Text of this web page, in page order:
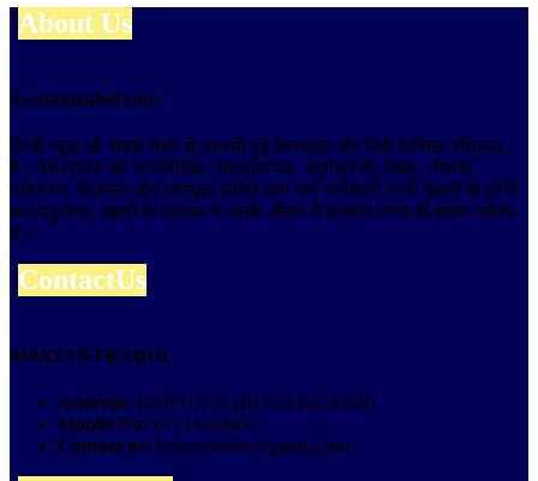
About Us
Swatantrabol.com
हिन्दी न्यूज़ की सबसे तेजी से उभरती हुई वेबसाइट और हिंदी मासिक पत्रिका
है। देश-प्रदेश की राजनीतिक, समसामयिक, ब्यूरोक्रेसी, शिक्षा, नौकरी,
मनोरंजन, बिजनेस और खेलकूद सहित आम जन सरोकारों वाली खबरों के लोगो
तक पहुंचाना, खबरों के माध्यम से उनके जीवन में बदलाव लाना ही हमारा उद्देश्य
है।
ContactUs
SWATANTRABOL
Address: RAIPUR (CHHATTISGARH)
Mobile No: 07714334457
Contact us: bolswatantra@gmail.com